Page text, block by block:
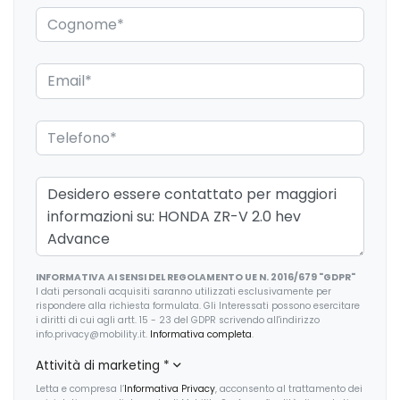
Copertura vano bagagli
Display multifunzione
Elementi di ancoraggio
Fari con accensione automatica
Fari con accensione automatica + sensore pioggia
Fari posteriori a led
Freno di stazionamento elettrico
Garanzie
Head-up display
Indicatore cambio marcia
INFORMATIVA AI SENSI DEL REGOLAMENTO UE N. 2016/679 "GDPR"
I dati personali acquisiti saranno utilizzati esclusivamente per
rispondere alla richiesta formulata. Gli Interessati possono esercitare
i diritti di cui agli artt. 15 - 23 del GDPR scrivendo all'indirizzo
info.privacy@mobility.it. Informativa completa.
Attività di marketing *
Letta e compresa l’Informativa Privacy, acconsento al trattamento dei